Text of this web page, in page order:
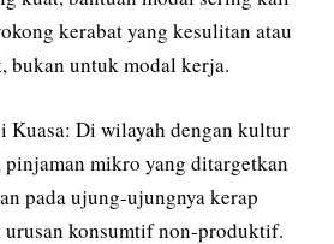
kerabat yang kesulitan atau
bukan untuk modal kerja.
Kuasa: Di wilayah dengan kultur
mikro yang ditargetkan
pada ujung-ujungnya kerap
konsumtif non-produktif.